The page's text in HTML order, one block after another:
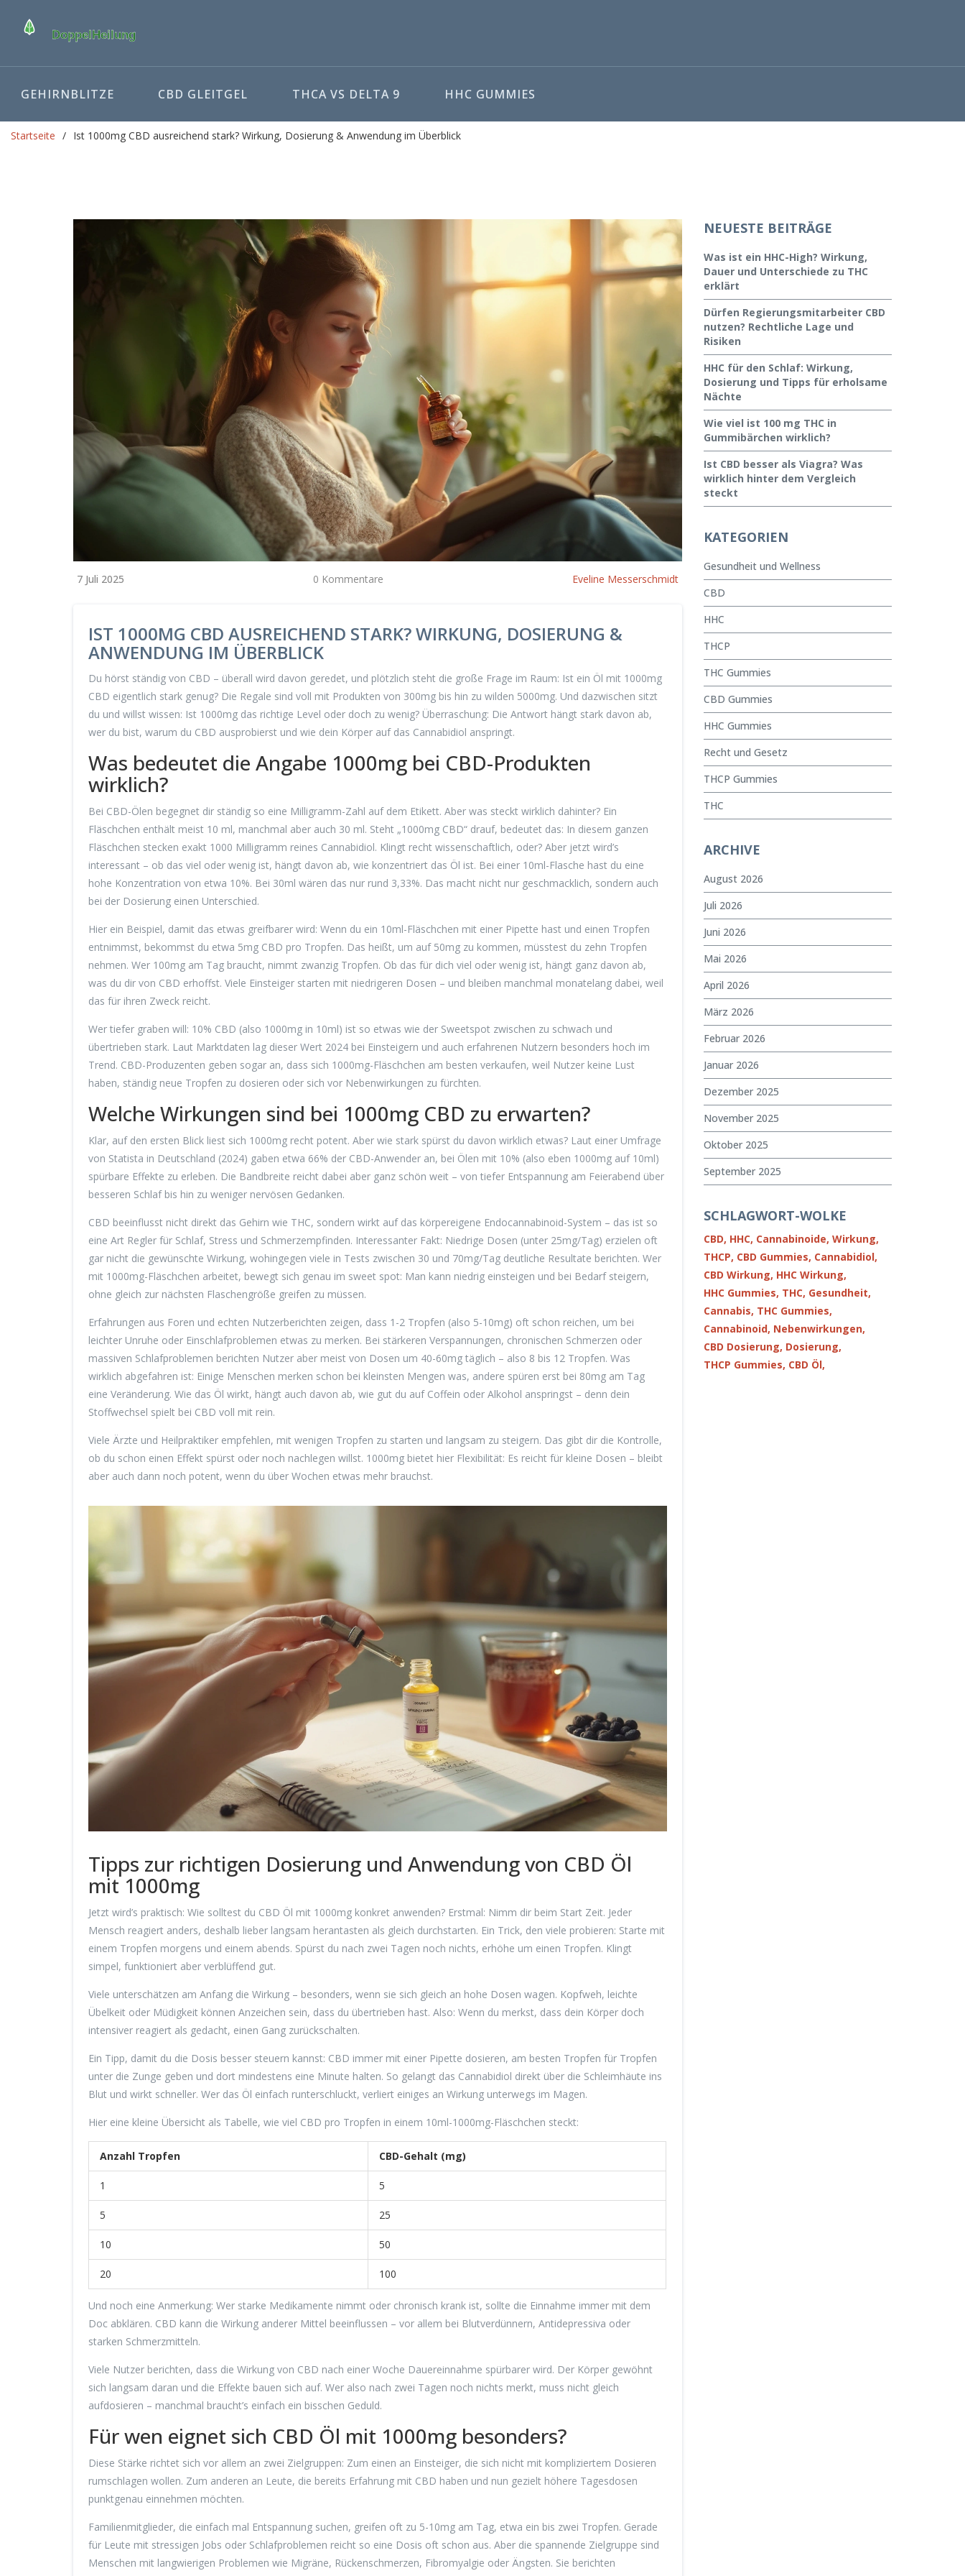
GEHIRNBLITZE CBD GLEITGEL THCA VS DELTA 9 HHC GUMMIES
Startseite Ist 1000mg CBD ausreichend stark? Wirkung, Dosierung & Anwendung im Überblick
7 Juli 2025 0 Kommentare Eveline Messerschmidt
IST 1000MG CBD AUSREICHEND STARK? WIRKUNG, DOSIERUNG &
ANWENDUNG IM ÜBERBLICK
Du hörst ständig von CBD – überall wird davon geredet, und plötzlich steht die große Frage im Raum: Ist ein Öl mit 1000mg
CBD eigentlich stark genug? Die Regale sind voll mit Produkten von 300mg bis hin zu wilden 5000mg. Und dazwischen sitzt
du und willst wissen: Ist 1000mg das richtige Level oder doch zu wenig? Überraschung: Die Antwort hängt stark davon ab,
wer du bist, warum du CBD ausprobierst und wie dein Körper auf das Cannabidiol anspringt.
Was bedeutet die Angabe 1000mg bei CBD-Produkten
wirklich?
Bei CBD-Ölen begegnet dir ständig so eine Milligramm-Zahl auf dem Etikett. Aber was steckt wirklich dahinter? Ein
Fläschchen enthält meist 10 ml, manchmal aber auch 30 ml. Steht „1000mg CBD“ drauf, bedeutet das: In diesem ganzen
Fläschchen stecken exakt 1000 Milligramm reines Cannabidiol. Klingt recht wissenschaftlich, oder? Aber jetzt wird’s
interessant – ob das viel oder wenig ist, hängt davon ab, wie konzentriert das Öl ist. Bei einer 10ml-Flasche hast du eine
hohe Konzentration von etwa 10%. Bei 30ml wären das nur rund 3,33%. Das macht nicht nur geschmacklich, sondern auch
bei der Dosierung einen Unterschied.
Hier ein Beispiel, damit das etwas greifbarer wird: Wenn du ein 10ml-Fläschchen mit einer Pipette hast und einen Tropfen
entnimmst, bekommst du etwa 5mg CBD pro Tropfen. Das heißt, um auf 50mg zu kommen, müsstest du zehn Tropfen
nehmen. Wer 100mg am Tag braucht, nimmt zwanzig Tropfen. Ob das für dich viel oder wenig ist, hängt ganz davon ab,
was du dir von CBD erhoffst. Viele Einsteiger starten mit niedrigeren Dosen – und bleiben manchmal monatelang dabei, weil
das für ihren Zweck reicht.
Wer tiefer graben will: 10% CBD (also 1000mg in 10ml) ist so etwas wie der Sweetspot zwischen zu schwach und
übertrieben stark. Laut Marktdaten lag dieser Wert 2024 bei Einsteigern und auch erfahrenen Nutzern besonders hoch im
Trend. CBD-Produzenten geben sogar an, dass sich 1000mg-Fläschchen am besten verkaufen, weil Nutzer keine Lust
haben, ständig neue Tropfen zu dosieren oder sich vor Nebenwirkungen zu fürchten.
Welche Wirkungen sind bei 1000mg CBD zu erwarten?
Klar, auf den ersten Blick liest sich 1000mg recht potent. Aber wie stark spürst du davon wirklich etwas? Laut einer Umfrage
von Statista in Deutschland (2024) gaben etwa 66% der CBD-Anwender an, bei Ölen mit 10% (also eben 1000mg auf 10ml)
spürbare Effekte zu erleben. Die Bandbreite reicht dabei aber ganz schön weit – von tiefer Entspannung am Feierabend über
besseren Schlaf bis hin zu weniger nervösen Gedanken.
CBD beeinflusst nicht direkt das Gehirn wie THC, sondern wirkt auf das körpereigene Endocannabinoid-System – das ist so
eine Art Regler für Schlaf, Stress und Schmerzempfinden. Interessanter Fakt: Niedrige Dosen (unter 25mg/Tag) erzielen oft
gar nicht die gewünschte Wirkung, wohingegen viele in Tests zwischen 30 und 70mg/Tag deutliche Resultate berichten. Wer
mit 1000mg-Fläschchen arbeitet, bewegt sich genau im sweet spot: Man kann niedrig einsteigen und bei Bedarf steigern,
ohne gleich zur nächsten Flaschengröße greifen zu müssen.
Erfahrungen aus Foren und echten Nutzerberichten zeigen, dass 1-2 Tropfen (also 5-10mg) oft schon reichen, um bei
leichter Unruhe oder Einschlafproblemen etwas zu merken. Bei stärkeren Verspannungen, chronischen Schmerzen oder
massiven Schlafproblemen berichten Nutzer aber meist von Dosen um 40-60mg täglich – also 8 bis 12 Tropfen. Was
wirklich abgefahren ist: Einige Menschen merken schon bei kleinsten Mengen was, andere spüren erst bei 80mg am Tag
eine Veränderung. Wie das Öl wirkt, hängt auch davon ab, wie gut du auf Coffein oder Alkohol anspringst – denn dein
Stoffwechsel spielt bei CBD voll mit rein.
Viele Ärzte und Heilpraktiker empfehlen, mit wenigen Tropfen zu starten und langsam zu steigern. Das gibt dir die Kontrolle,
ob du schon einen Effekt spürst oder noch nachlegen willst. 1000mg bietet hier Flexibilität: Es reicht für kleine Dosen – bleibt
aber auch dann noch potent, wenn du über Wochen etwas mehr brauchst.
Tipps zur richtigen Dosierung und Anwendung von CBD Öl
mit 1000mg
Jetzt wird’s praktisch: Wie solltest du CBD Öl mit 1000mg konkret anwenden? Erstmal: Nimm dir beim Start Zeit. Jeder
Mensch reagiert anders, deshalb lieber langsam herantasten als gleich durchstarten. Ein Trick, den viele probieren: Starte mit
einem Tropfen morgens und einem abends. Spürst du nach zwei Tagen noch nichts, erhöhe um einen Tropfen. Klingt
simpel, funktioniert aber verblüffend gut.
Viele unterschätzen am Anfang die Wirkung – besonders, wenn sie sich gleich an hohe Dosen wagen. Kopfweh, leichte
Übelkeit oder Müdigkeit können Anzeichen sein, dass du übertrieben hast. Also: Wenn du merkst, dass dein Körper doch
intensiver reagiert als gedacht, einen Gang zurückschalten.
Ein Tipp, damit du die Dosis besser steuern kannst: CBD immer mit einer Pipette dosieren, am besten Tropfen für Tropfen
unter die Zunge geben und dort mindestens eine Minute halten. So gelangt das Cannabidiol direkt über die Schleimhäute ins
Blut und wirkt schneller. Wer das Öl einfach runterschluckt, verliert einiges an Wirkung unterwegs im Magen.
Hier eine kleine Übersicht als Tabelle, wie viel CBD pro Tropfen in einem 10ml-1000mg-Fläschchen steckt:
Anzahl Tropfen CBD-Gehalt (mg)
1 5
5 25
10 50
20 100
Und noch eine Anmerkung: Wer starke Medikamente nimmt oder chronisch krank ist, sollte die Einnahme immer mit dem
Doc abklären. CBD kann die Wirkung anderer Mittel beeinflussen – vor allem bei Blutverdünnern, Antidepressiva oder
starken Schmerzmitteln.
Viele Nutzer berichten, dass die Wirkung von CBD nach einer Woche Dauereinnahme spürbarer wird. Der Körper gewöhnt
sich langsam daran und die Effekte bauen sich auf. Wer also nach zwei Tagen noch nichts merkt, muss nicht gleich
aufdosieren – manchmal braucht’s einfach ein bisschen Geduld.
Für wen eignet sich CBD Öl mit 1000mg besonders?
Diese Stärke richtet sich vor allem an zwei Zielgruppen: Zum einen an Einsteiger, die sich nicht mit kompliziertem Dosieren
rumschlagen wollen. Zum anderen an Leute, die bereits Erfahrung mit CBD haben und nun gezielt höhere Tagesdosen
punktgenau einnehmen möchten.
Familienmitglieder, die einfach mal Entspannung suchen, greifen oft zu 5-10mg am Tag, etwa ein bis zwei Tropfen. Gerade
für Leute mit stressigen Jobs oder Schlafproblemen reicht so eine Dosis oft schon aus. Aber die spannende Zielgruppe sind
Menschen mit langwierigen Problemen wie Migräne, Rückenschmerzen, Fibromyalgie oder Ängsten. Sie berichten
NEUESTE BEITRÄGE
Was ist ein HHC-High? Wirkung,
Dauer und Unterschiede zu THC
erklärt
Dürfen Regierungsmitarbeiter CBD
nutzen? Rechtliche Lage und
Risiken
HHC für den Schlaf: Wirkung,
Dosierung und Tipps für erholsame
Nächte
Wie viel ist 100 mg THC in
Gummibärchen wirklich?
Ist CBD besser als Viagra? Was
wirklich hinter dem Vergleich
steckt
KATEGORIEN
Gesundheit und Wellness
CBD
HHC
THCP
THC Gummies
CBD Gummies
HHC Gummies
Recht und Gesetz
THCP Gummies
THC
ARCHIVE
August 2026
Juli 2026
Juni 2026
Mai 2026
April 2026
März 2026
Februar 2026
Januar 2026
Dezember 2025
November 2025
Oktober 2025
September 2025
SCHLAGWORT-WOLKE
CBD, HHC, Cannabinoide, Wirkung,
THCP, CBD Gummies, Cannabidiol,
CBD Wirkung, HHC Wirkung,
HHC Gummies, THC, Gesundheit,
Cannabis, THC Gummies,
Cannabinoid, Nebenwirkungen,
CBD Dosierung, Dosierung,
THCP Gummies, CBD Öl,